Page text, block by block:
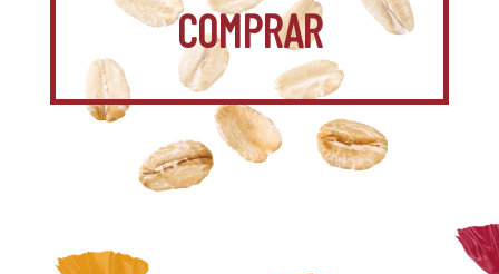
COMPRAR